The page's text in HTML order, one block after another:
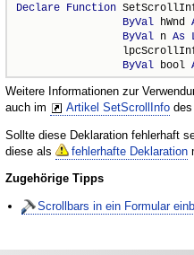
Declare Function
ByVal hWnd
ByVal n As
ByVal bool
Weitere Informationen zur
auch im
Artikel SetScrollInfo des
Sollte diese Deklaration fehlerhaft
diese als
fehlerhafte Deklaration
Zugehörige Tipps
Scrollbars in ein Formular